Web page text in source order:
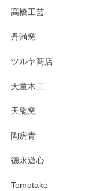
高橋工芸
丹満窯
ツルヤ商店
天童木工
天龍窯
陶房青
徳永遊心
Tomotake